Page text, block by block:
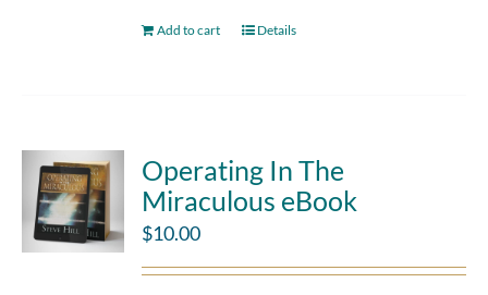
Add to cart Details
Operating In The
Miraculous eBook
$10.00